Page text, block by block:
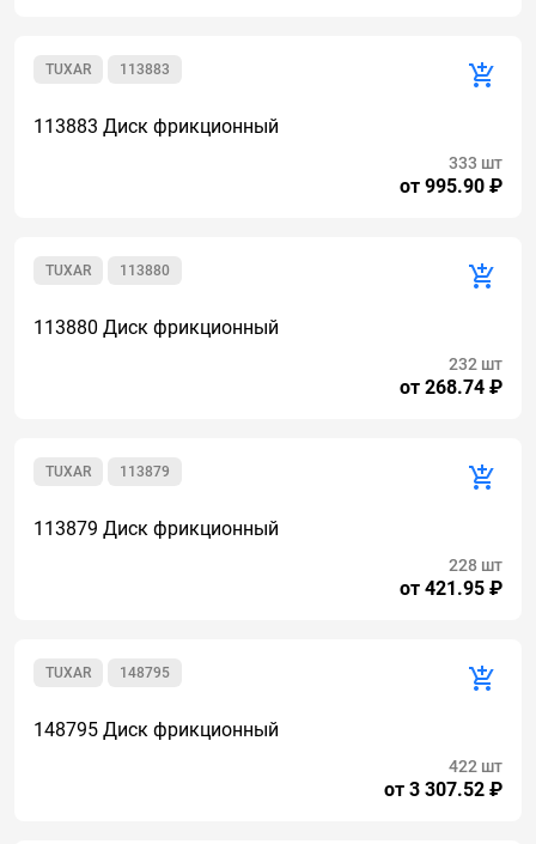
113883
TUXAR
113883 Диск фрикционный
от 995.90 ₽
333 шт
113880
TUXAR
113880 Диск фрикционный
от 268.74 ₽
232 шт
113879
TUXAR
113879 Диск фрикционный
от 421.95 ₽
228 шт
148795
TUXAR
148795 Диск фрикционный
от 3 307.52 ₽
422 шт